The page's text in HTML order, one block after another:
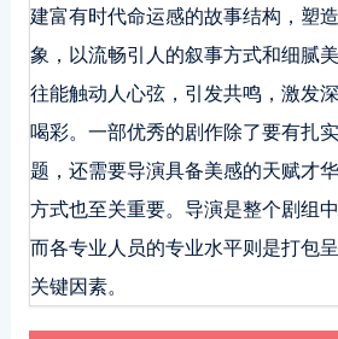
建富有时代命运感的故事结构，塑
象，以流畅引人的叙事方式和细腻
往能触动人心弦，引发共鸣，激发
喝彩。一部优秀的剧作除了要有扎
题，还需要导演具备美感的天赋才
方式也至关重要。导演是整个剧组
而各专业人员的专业水平则是打包
关键因素。